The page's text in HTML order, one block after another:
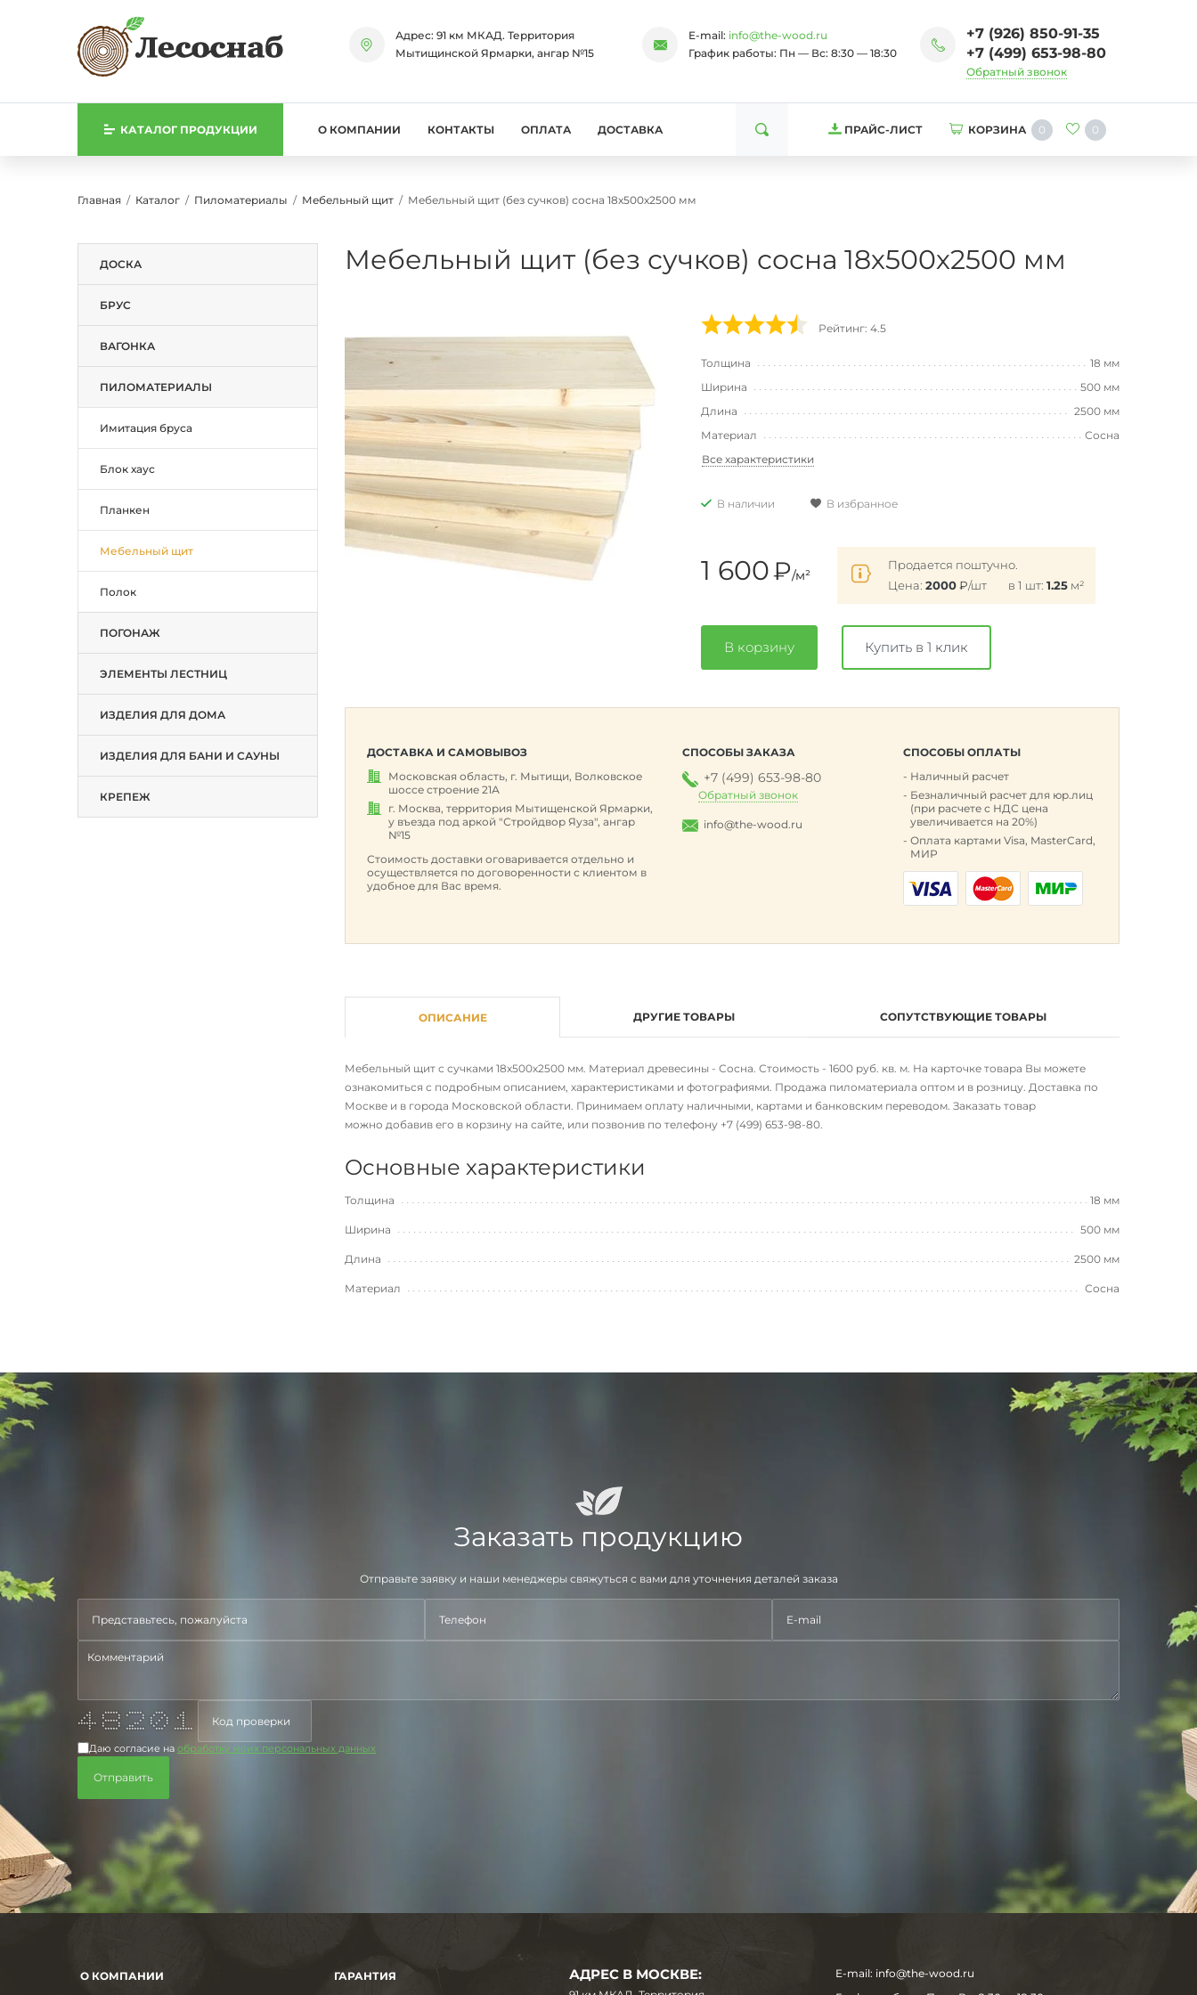
Адрес: 91 км МКАД. Территория
Мытищинской Ярмарки, ангар №15
E-mail: info@the-wood.ru
График работы: Пн — Вс: 8:30 — 18:30
+7 (926) 850-91-35
+7 (499) 653-98-80
Обратный звонок
КАТАЛОГ ПРОДУКЦИИ О КОМПАНИИ КОНТАКТЫ ОПЛАТА ДОСТАВКА ПРАЙС-ЛИСТ КОРЗИНА 0 0
Главная Каталог Пиломатериалы Мебельный щит Мебельный щит (без сучков) сосна 18х500х2500 мм
ДОСКА
БРУС
ВАГОНКА
ПИЛОМАТЕРИАЛЫ
Имитация бруса
Блок хаус
Планкен
Мебельный щит
Полок
ПОГОНАЖ
ЭЛЕМЕНТЫ ЛЕСТНИЦ
ИЗДЕЛИЯ ДЛЯ ДОМА
ИЗДЕЛИЯ ДЛЯ БАНИ И САУНЫ
КРЕПЕЖ
Мебельный щит (без сучков) сосна 18х500х2500 мм
Рейтинг: 4.5
Толщина
18 мм
Ширина
500 мм
Длина
2500 мм
Материал
Сосна
Все характеристики
В наличии В избранное
1 600₽/м²
Продается поштучно.
Цена: 2000₽/шт в 1 шт: 1.25 м²
В корзину Купить в 1 клик
ДОСТАВКА И САМОВЫВОЗ
Московская область, г. Мытищи, Волковское
шоссе строение 21А
г. Москва, территория Мытищенской Ярмарки,
у въезда под аркой "Стройдвор Яуза", ангар
№15
Стоимость доставки оговаривается отдельно и
осуществляется по договоренности с клиентом в
удобное для Вас время.
СПОСОБЫ ЗАКАЗА
+7 (499) 653-98-80
Обратный звонок
info@the-wood.ru
СПОСОБЫ ОПЛАТЫ
Наличный расчет
Безналичный расчет для юр.лиц
(при расчете с НДС цена
увеличивается на 20%)
Оплата картами Visa, MasterCard,
МИР
ОПИСАНИЕ
Мебельный щит с сучками 18х500х2500 мм. Материал древесины - Сосна. Стоимость - 1600 руб. кв. м. На карточке товара Вы можете
ознакомиться с подробным описанием, характеристиками и фотографиями. Продажа пиломатериала оптом и в розницу. Доставка по
Москве и в города Московской области. Принимаем оплату наличными, картами и банковским переводом. Заказать товар
можно добавив его в корзину на сайте, или позвонив по телефону +7 (499) 653-98-80.
Основные характеристики
Толщина 18 мм
Ширина 500 мм
Длина 2500 мм
Материал Сосна
ДРУГИЕ ТОВАРЫ СОПУТСТВУЮЩИЕ ТОВАРЫ
Заказать продукцию
Отправьте заявку и наши менеджеры свяжуться с вами для уточнения деталей заказа
* ***** ***** *** *
** * * * * * * **
* * * * * * * * * *
* * ***** * * * * *
******* * * ** * * * *
* * * ** * * *
* ***** ******* *** *******
Даю согласие на обработку моих персональных данных
О КОМПАНИИ ГАРАНТИЯ АДРЕС В МОСКВЕ: E-mail: info@the-wood.ru